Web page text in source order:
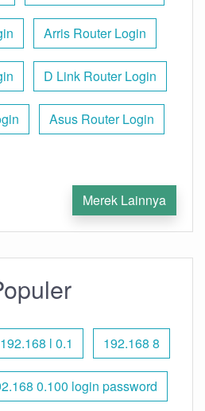
Arris Router Login
D Link Router Login
Asus Router Login
Merek Lainnya
192.168 l 0.1 192.168 8
0.100 login password